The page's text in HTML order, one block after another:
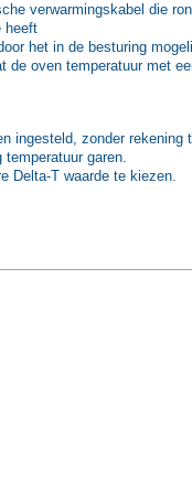
verwarmingskabel die
heeft
het in de besturing
de oven temperatuur met
ingesteld, zonder rekening
garen.
Delta-T waarde te kiezen.